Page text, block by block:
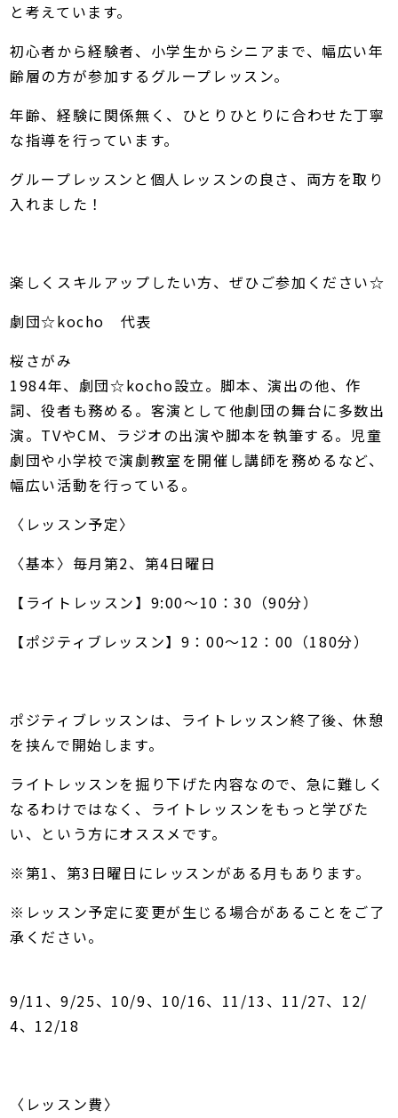
と考えています。
初心者から経験者、小学生からシニアまで、幅広い年
齢層の方が参加するグループレッスン。
年齢、経験に関係無く、ひとりひとりに合わせた丁寧
な指導を行っています。
グループレッスンと個人レッスンの良さ、両方を取り
入れました！
楽しくスキルアップしたい方、ぜひご参加ください☆
劇団☆kocho 代表
​桜さがみ
1984年、劇団☆kocho設立。脚本、演出の他、作
詞、役者も務める。客演として他劇団の舞台に多数出
演。TVやCM、ラジオの出演や脚本を執筆する。児童
劇団や小学校で演劇教室を開催し講師を務めるなど、
幅広い活動を行っている。
〈レッスン予定〉
〈基本〉毎月第2、第4日曜日
【ライトレッスン】9:00～10：30（90分）
【ポジティブレッスン】9：00～12：00（180分）
ポジティブレッスンは、ライトレッスン終了後、休憩
を挟んで開始します。
ライトレッスンを掘り下げた内容なので、急に難しく
なるわけではなく、ライトレッスンをもっと学びた
い、という方にオススメです。
※第1、第3日曜日にレッスンがある月もあります。
※レッスン予定に変更が生じる場合があることをご了
承ください。
9/11、9/25、10/9、10/16、11/13、11/27、12/
4、12/​18
〈レッスン費〉